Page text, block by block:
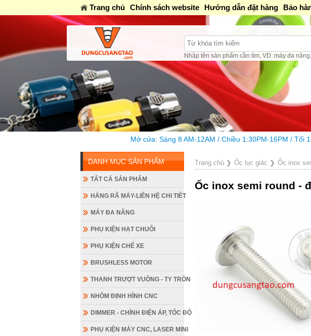
Trang chủ Chính sách website Hướng dẫn đặt hàng Bảo
Nhập tên sản phẩm cần tìm, VD: máy đa
Mở cửa: Sáng 8 AM-12AM / Chiều 1:30PM-16PM / Tối 18h-20h
DANH MỤC SẢN PHẨM
TẤT CẢ SẢN PHẨM
HÀNG RÃ MÁY-LIÊN HỆ CHI TIẾT
MÁY ĐA NĂNG
PHỤ KIỆN HẠT CHUỖI
PHỤ KIỆN CHẾ XE
BRUSHLESS MOTOR
THANH TRƯỢT VUÔNG - TY TRÒN
NHÔM ĐỊNH HÌNH CNC
DIMMER - CHỈNH ĐIỆN ÁP, TỐC ĐỘ
PHỤ KIỆN MÁY CNC, LASER MINI
Trang chủ❯ Ốc lục giác ❯ Ốc inox
Ốc inox semi round -